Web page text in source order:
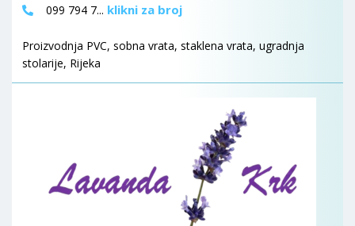
099 794 7... klikni za broj
Proizvodnja PVC, sobna vrata, staklena vrata, ugradnja
stolarije, Rijeka